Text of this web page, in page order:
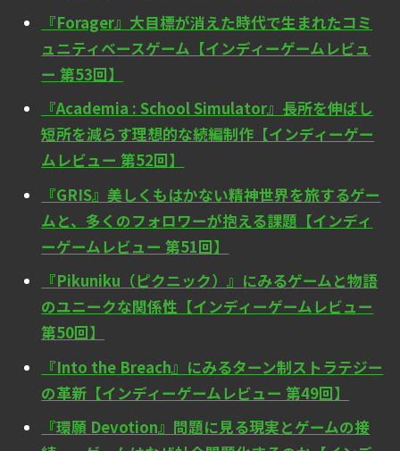
『Forager』大目標が消えた時代で生まれたコミ
ュニティベースゲーム【インディーゲームレビュ
ー 第53回】
『Academia : School Simulator』長所を伸ばし
短所を減らす理想的な続編制作【インディーゲー
ムレビュー 第52回】
『GRIS』美しくもはかない精神世界を旅するゲー
ムと、多くのフォロワーが抱える課題【インディ
ーゲームレビュー 第51回】
『Pikuniku（ピクニック）』にみるゲームと物語
のユニークな関係性【インディーゲームレビュー
第50回】
『Into the Breach』にみるターン制ストラテジー
の革新【インディーゲームレビュー 第49回】
『環願 Devotion』問題に見る現実とゲームの接